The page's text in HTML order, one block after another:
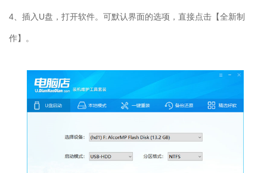
4、插入U盘，打开软件。可默认界面的选项，直接点击【全新制
作】。